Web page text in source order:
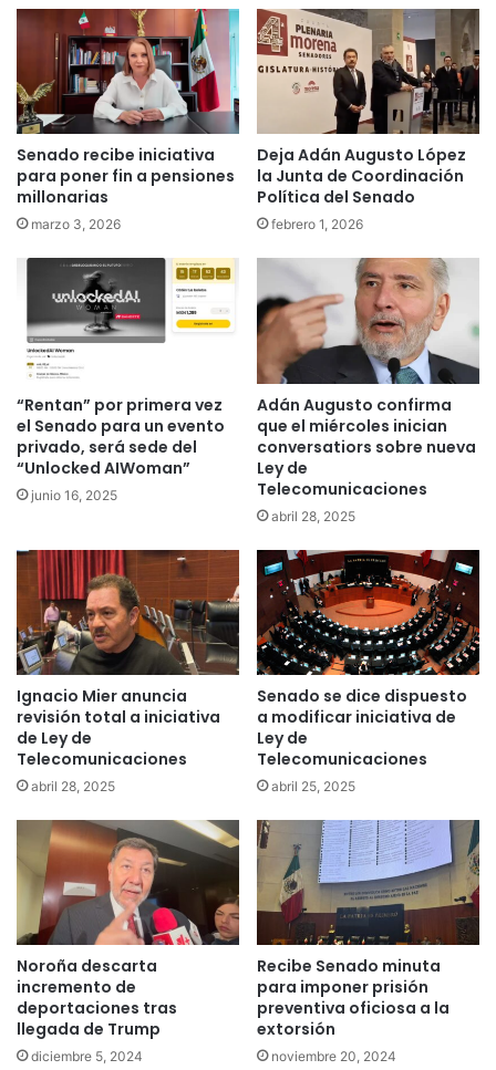
Senado recibe iniciativa
para poner fin a pensiones
millonarias
marzo 3, 2026
Deja Adán Augusto López
la Junta de Coordinación
Política del Senado
febrero 1, 2026
“Rentan” por primera vez
el Senado para un evento
privado, será sede del
“Unlocked AIWoman”
junio 16, 2025
Adán Augusto confirma
que el miércoles inician
conversatiors sobre nueva
Ley de
Telecomunicaciones
abril 28, 2025
Ignacio Mier anuncia
revisión total a iniciativa
de Ley de
Telecomunicaciones
abril 28, 2025
Senado se dice dispuesto
a modificar iniciativa de
Ley de
Telecomunicaciones
abril 25, 2025
Noroña descarta
incremento de
deportaciones tras
llegada de Trump
diciembre 5, 2024
Recibe Senado minuta
para imponer prisión
preventiva oficiosa a la
extorsión
noviembre 20, 2024